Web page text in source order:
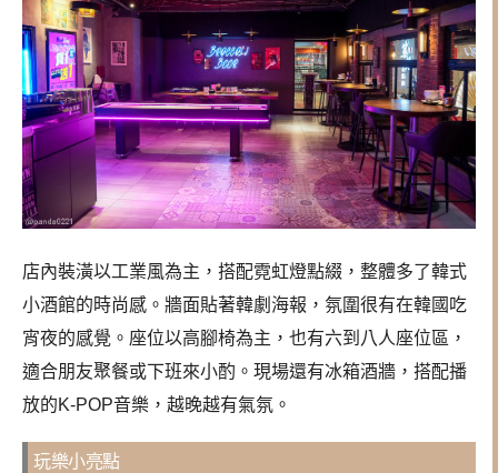
店內裝潢以工業風為主，搭配霓虹燈點綴，整體多了韓式
小酒館的時尚感。牆面貼著韓劇海報，氛圍很有在韓國吃
宵夜的感覺。座位以高腳椅為主，也有六到八人座位區，
適合朋友聚餐或下班來小酌。現場還有冰箱酒牆，搭配播
放的K-POP音樂，越晚越有氣氛。
玩樂小亮點